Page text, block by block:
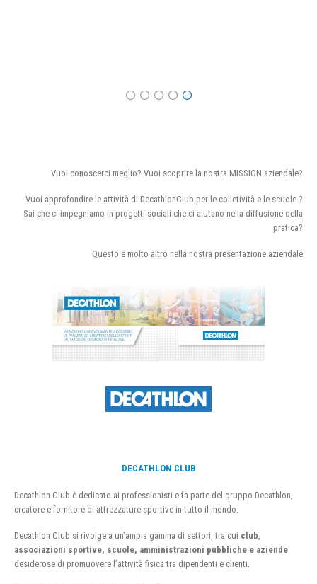
Vuoi conoscerci meglio? Vuoi scoprire la nostra MISSION aziendale?
Vuoi approfondire le attività di DecathlonClub per le colletività e le scuole ?
Sai che ci impegniamo in progetti sociali che ci aiutano nella diffusione della
pratica?
Questo e molto altro nella nostra presentazione aziendale
DECATHLON CLUB
Decathlon Club è dedicato ai professionisti e fa parte del gruppo Decathlon,
creatore e fornitore di attrezzature sportive in tutto il mondo.
Decathlon Club si rivolge a un’ampia gamma di settori, tra cui club
associazioni sportive, scuole, amministrazioni pubbliche e aziende
desiderose di promuovere l’attività fisica tra dipendenti e clienti.